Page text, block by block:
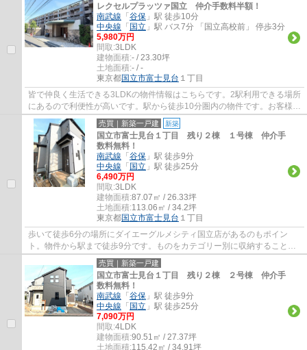
レクセルプラッツァ国立 仲介手数料半額！
南武線 「 谷保 」駅 徒歩10分
中央線 「 国立 」駅 バス7分 「国立高校前」 停歩3分
5,980万円
間取:3LDK
建物面積:- / 23.30坪
土地面積:- / -
東京都国立市富士見台 １丁目
皆で仲良く生活できる3LDKの物件情報はこちらです。2駅利用できる場所
にあるので利便性が高いです。駅から徒歩10分圏内の物件です。お客様の
住まい探しを、経験豊富なエージーホームス...
売買｜新築一戸建 新築
国立市富士見台１丁目 残り２棟 １号棟 仲介手
数料無料！
南武線 「 谷保 」駅 徒歩9分
中央線 「 国立 」駅 徒歩25分
6,490万円
間取:3LDK
建物面積:87.07㎡ / 26.33坪
土地面積:113.06㎡ / 34.2坪
東京都国立市富士見台 １丁目
歩いて徒歩6分の場所にダイエーグルメシティ国立店があるのもポイン
ト。物件から駅まで徒歩9分です。ものをカテゴリー別に収納することが
できるウォークインクローゼットによって、ど...
売買｜新築一戸建
国立市富士見台１丁目 残り２棟 ２号棟 仲介手
数料無料！
南武線 「 谷保 」駅 徒歩9分
中央線 「 国立 」駅 徒歩25分
7,090万円
間取:4LDK
建物面積:90.51㎡ / 27.37坪
土地面積:115.42㎡ / 34.91坪